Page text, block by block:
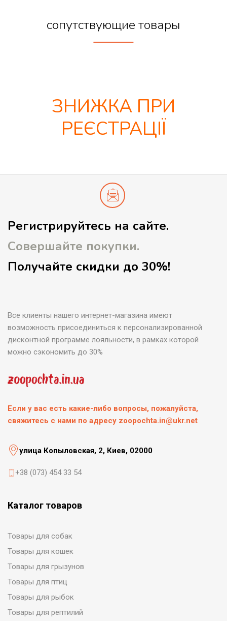
сопутствующие товары
ЗНИЖКА ПРИ
РЕЄСТРАЦІЇ
Регистрируйтесь на сайте.
Совершайте покупки.
Получайте скидки до 30%!
Все клиенты нашего интернет-магазина имеют
возможность присоединиться к персонализированной
дисконтной программе лояльности, в рамках которой
можно сэкономить до 30%
Если у вас есть какие-либо вопросы, пожалуйста,
свяжитесь с нами по адресу zoopochta.in@ukr.net
улица Копыловская, 2, Киев, 02000
+38 (073) 454 33 54
Каталог товаров
Товары для собак
Товары для кошек
Товары для грызунов
Товары для птиц
Товары для рыбок
Товары для рептилий